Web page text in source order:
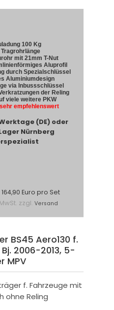
100 Kg
Tragrohrlänge
mit 21mm T-Nut
Aluprofil
durch Spezialschlüssel
Aluminiumdesign
via Inbussschlüssel
der Reling
viele weitere PKW
sehr empfehlenswert
(DE) oder
Nürnberg
164,90 Euro pro Set
zzgl. Versand
BS45 Aero130 f.
Bj. 2006-2013, 5-
MPV
f. Fahrzeuge mit
ohne Reling